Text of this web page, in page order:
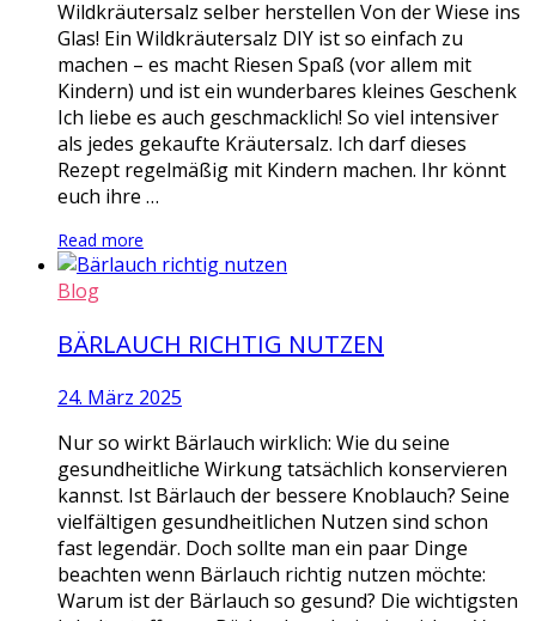
Wildkräutersalz selber herstellen Von der Wiese ins
Glas! Ein Wildkräutersalz DIY ist so einfach zu
machen – es macht Riesen Spaß (vor allem mit
Kindern) und ist ein wunderbares kleines Geschenk
Ich liebe es auch geschmacklich! So viel intensiver
als jedes gekaufte Kräutersalz. Ich darf dieses
Rezept regelmäßig mit Kindern machen. Ihr könnt
euch ihre …
Read more
Blog
BÄRLAUCH RICHTIG NUTZEN
24. März 2025
Nur so wirkt Bärlauch wirklich: Wie du seine
gesundheitliche Wirkung tatsächlich konservieren
kannst. Ist Bärlauch der bessere Knoblauch? Seine
vielfältigen gesundheitlichen Nutzen sind schon
fast legendär. Doch sollte man ein paar Dinge
beachten wenn Bärlauch richtig nutzen möchte:
Warum ist der Bärlauch so gesund? Die wichtigsten